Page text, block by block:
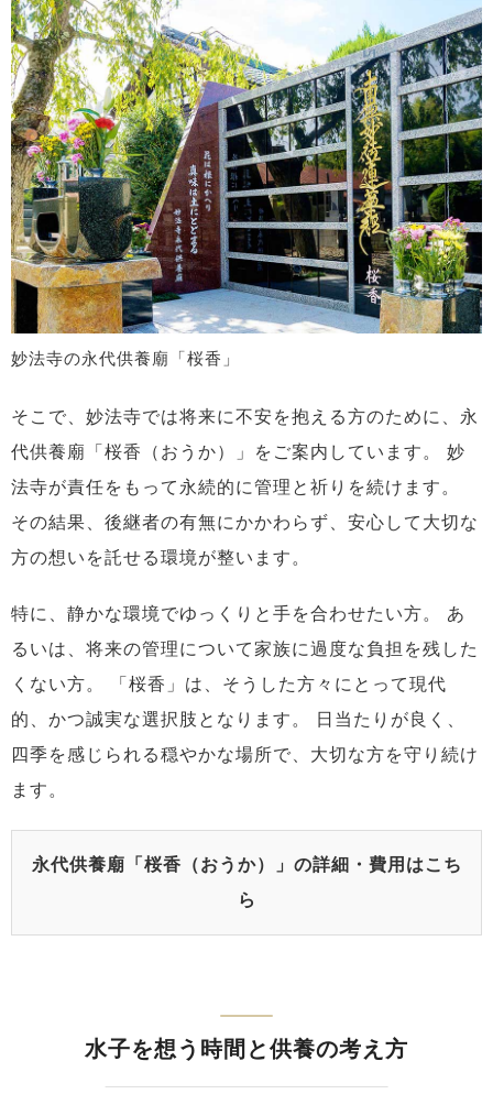
妙法寺の永代供養廟「桜香」
そこで、妙法寺では将来に不安を抱える方のために、永
代供養廟「桜香（おうか）」をご案内しています。
妙
法寺が責任をもって永続的に管理と祈りを続けます。
その結果、後継者の有無にかかわらず、安心して大切な
方の想いを託せる環境が整います。
特に、静かな環境でゆっくりと手を合わせたい方。
あ
るいは、将来の管理について家族に過度な負担を残した
くない方。
「桜香」は、そうした方々にとって現代
的、かつ誠実な選択肢となります。
日当たりが良く、
四季を感じられる穏やかな場所で、大切な方を守り続け
ます。
永代供養廟「桜香（おうか）」の詳細・費用はこち
ら
水子を想う時間と供養の考え方